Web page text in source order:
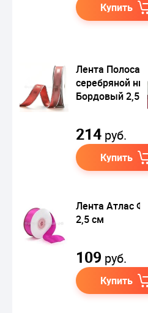
Купить
Лента Полоса с
серебряной
Бордовый 2,5
214 руб.
Купить
Лента Атлас
2,5 см
109 руб.
Купить